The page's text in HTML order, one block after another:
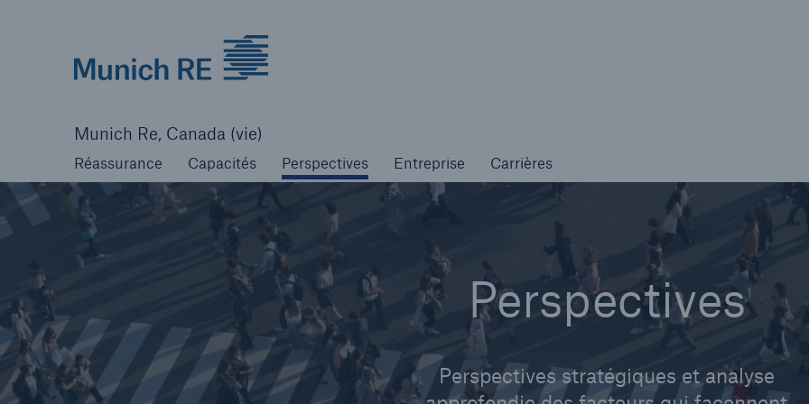
Munich Re, Canada (vie)
Réassurance Capacités Perspectives Entreprise Carrières
Perspectives
Perspectives stratégiques et analyse
Réassurance Capacités